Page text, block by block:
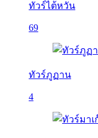
ทัวร์ไต้หวัน
69
ทัวร์ภูฏาน
4